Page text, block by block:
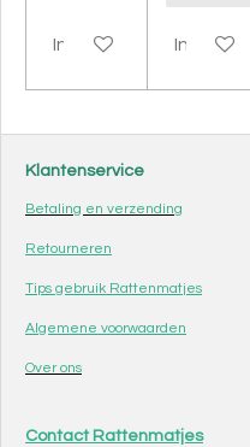
In winkelwagen
In
Klantenservice
Betaling en verzending
Retourneren
Tips gebruik Rattenmatjes
Algemene voorwaarden
Over ons
Contact Rattenmatjes